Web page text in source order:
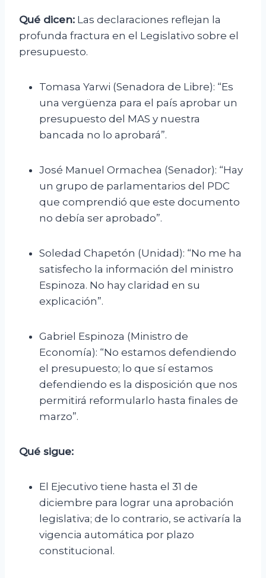
Qué dicen: Las declaraciones reflejan la
profunda fractura en el Legislativo sobre el
presupuesto.
Tomasa Yarwi (Senadora de Libre): “Es
una vergüenza para el país aprobar un
presupuesto del MAS y nuestra
bancada no lo aprobará”.
José Manuel Ormachea (Senador): “Hay
un grupo de parlamentarios del PDC
que comprendió que este documento
no debía ser aprobado”.
Soledad Chapetón (Unidad): “No me ha
satisfecho la información del ministro
Espinoza. No hay claridad en su
explicación”.
Gabriel Espinoza (Ministro de
Economía): “No estamos defendiendo
el presupuesto; lo que sí estamos
defendiendo es la disposición que nos
permitirá reformularlo hasta finales de
marzo”.
Qué sigue:
El Ejecutivo tiene hasta el 31 de
diciembre para lograr una aprobación
legislativa; de lo contrario, se activaría la
vigencia automática por plazo
constitucional.